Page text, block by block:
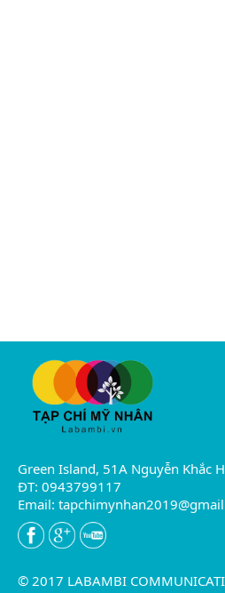
Green Island, 51A Nguyễn Khắc
ĐT: 0943799117
Email:
© 2017 LABAMBI